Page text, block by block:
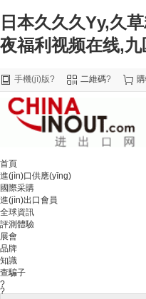
日本久久久Yy,久
夜福利视频在线,
手機(jī)版? 二維碼?
首頁
進(jìn)口供應(yīng)
國際采購
進(jìn)出口會員
全球資訊
評測體驗
展會
品牌
知識
查騙子
?
?